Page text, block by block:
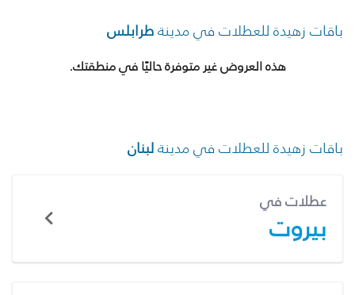
باقات زهيدة للعطلات في مدينةطرابلس
هذه العروض غير متوفرة حاليًا في منطقتك.
باقات زهيدة للعطلات في مدينةلبنان
عطلات في
بيروت